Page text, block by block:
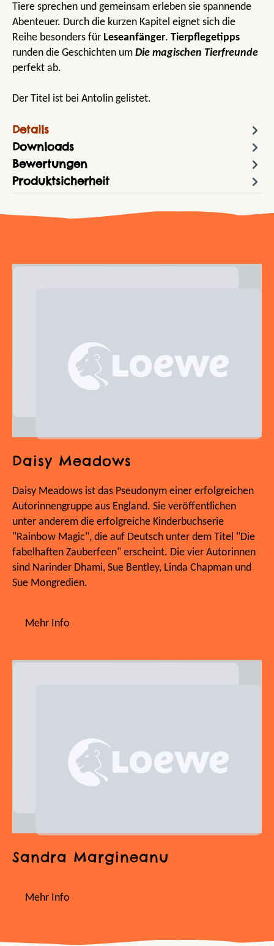
Tiere sprechen und gemeinsam erleben sie spannende
Abenteuer. Durch die kurzen Kapitel eignet sich die
Reihe besonders für Leseanfänger. Tierpflegetipps
runden die Geschichten um Die magischen Tierfreunde
perfekt ab.
Der Titel ist bei Antolin gelistet.
Details
Downloads
Bewertungen
Produktsicherheit
Daisy Meadows
Daisy Meadows ist das Pseudonym einer erfolgreichen
Autorinnengruppe aus England. Sie veröffentlichen
unter anderem die erfolgreiche Kinderbuchserie
"Rainbow Magic", die auf Deutsch unter dem Titel "Die
fabelhaften Zauberfeen" erscheint. Die vier Autorinnen
sind Narinder Dhami, Sue Bentley, Linda Chapman und
Sue Mongredien.
Mehr Info
Sandra Margineanu
Mehr Info